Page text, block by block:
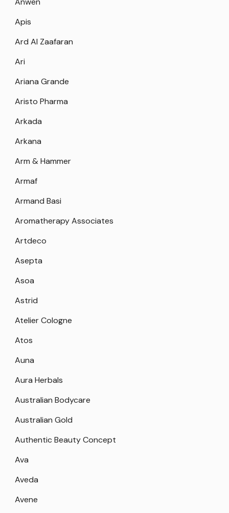
Apis
Ard Al Zaafaran
Ari
Ariana Grande
Aristo Pharma
Arkada
Arkana
Arm & Hammer
Armaf
Armand Basi
Aromatherapy Associates
Artdeco
Asepta
Asoa
Astrid
Atelier Cologne
Atos
Auna
Aura Herbals
Australian Bodycare
Australian Gold
Authentic Beauty Concept
Ava
Aveda
Avene